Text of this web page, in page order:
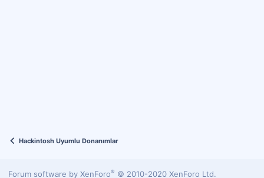
Hackintosh Uyumlu Donanımlar
Forum software by XenForo® © 2010-2020 XenForo Ltd.